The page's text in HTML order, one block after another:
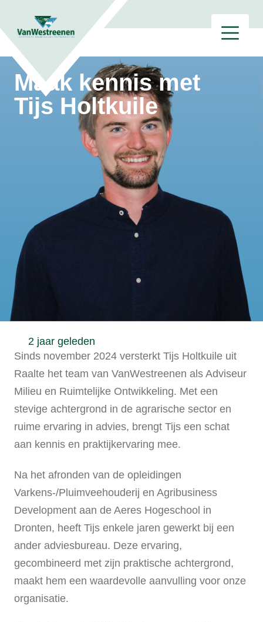
Maak kennis met
Tijs Holtkuile
2 jaar geleden
Sinds november 2024 versterkt Tijs Holtkuile uit
Raalte het team van VanWestreenen als Adviseur
Milieu en Ruimtelijke Ontwikkeling. Met een
stevige achtergrond in de agrarische sector en
ruime ervaring in advies, brengt Tijs een schat
aan kennis en praktijkervaring mee.
Na het afronden van de opleidingen
Varkens-/Pluimveehouderij en Agribusiness
Development aan de Aeres Hogeschool in
Dronten, heeft Tijs enkele jaren gewerkt bij een
ander adviesbureau. Deze ervaring,
gecombineerd met zijn praktische achtergrond,
maakt hem een waardevolle aanvulling voor onze
organisatie.